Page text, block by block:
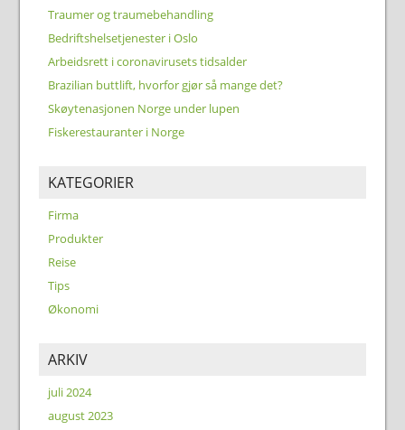
Traumer og traumebehandling
Bedriftshelsetjenester i Oslo
Arbeidsrett i coronavirusets tidsalder
Brazilian buttlift, hvorfor gjør så mange det?
Skøytenasjonen Norge under lupen
Fiskerestauranter i Norge
KATEGORIER
Firma
Produkter
Reise
Tips
Økonomi
ARKIV
juli 2024
august 2023